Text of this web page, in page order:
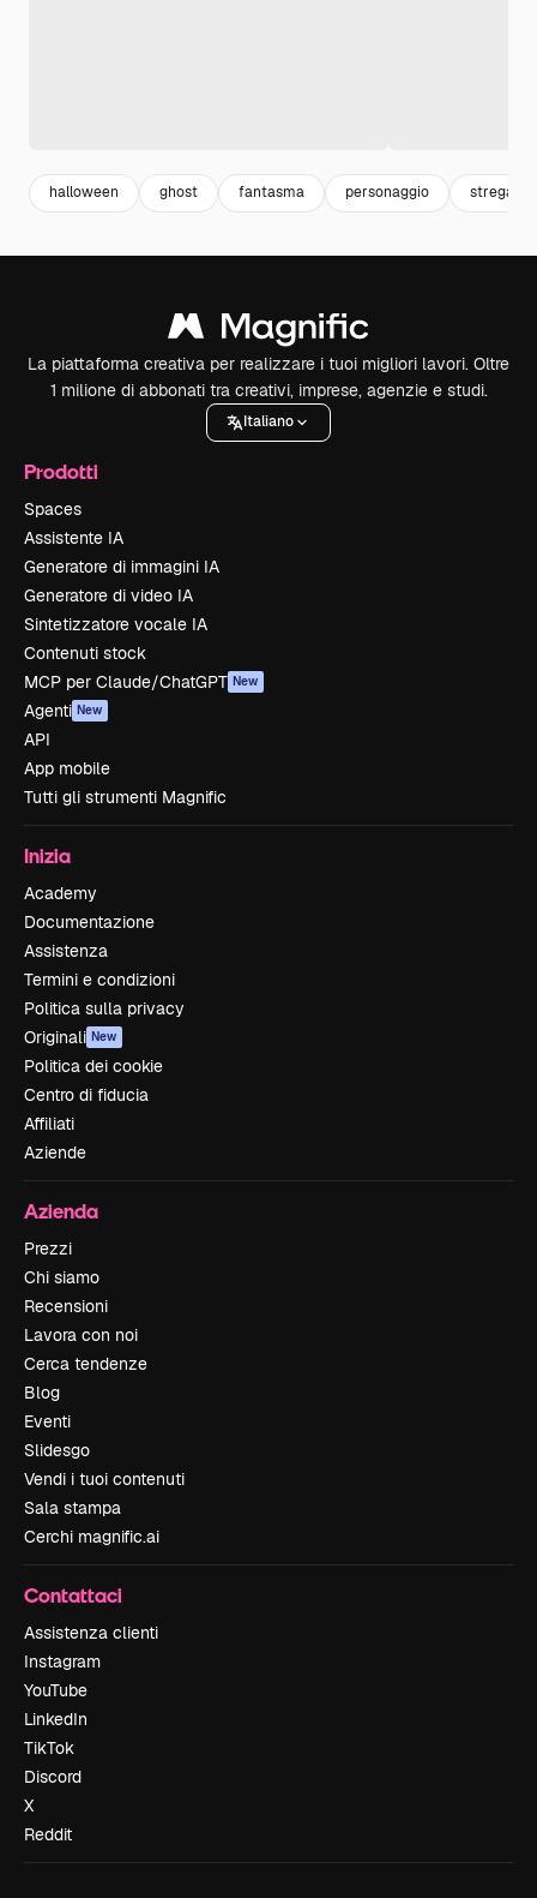
halloween ghost fantasma personaggio strega
La piattaforma creativa per realizzare i tuoi migliori lavori. Oltre
1 milione di abbonati tra creativi, imprese, agenzie e studi.
Italiano
Prodotti
Spaces
Assistente IA
Generatore di immagini IA
Generatore di video IA
Sintetizzatore vocale IA
Contenuti stock
MCP per Claude/ChatGPT New
Agenti New
API
App mobile
Tutti gli strumenti Magnific
Inizia
Academy
Documentazione
Assistenza
Termini e condizioni
Politica sulla privacy
Originali New
Politica dei cookie
Centro di fiducia
Affiliati
Aziende
Azienda
Prezzi
Chi siamo
Recensioni
Lavora con noi
Cerca tendenze
Blog
Eventi
Slidesgo
Vendi i tuoi contenuti
Sala stampa
Cerchi magnific.ai
Contattaci
Assistenza clienti
Instagram
YouTube
LinkedIn
TikTok
Discord
X
Reddit